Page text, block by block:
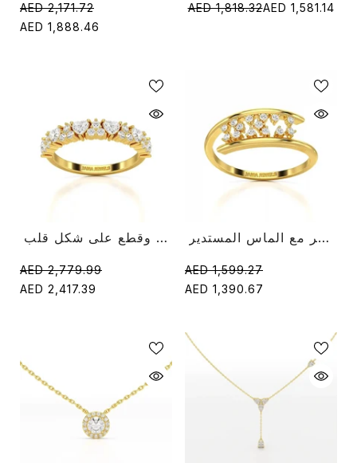
AED 2,171.72
AED 1,888.46
AED 1,818.32AED 1,581.14
خاتم نصف أبدية بوزن 0.8 قيراط مرصع بألماس مختبر دائري وقطع على شكل قلب
AED 2,779.99
AED 2,417.39
خاتم الماس 0.10 قيراط من أنبوب تمهيد المختبر مع الماس المستدير
AED 1,599.27
AED 1,390.67